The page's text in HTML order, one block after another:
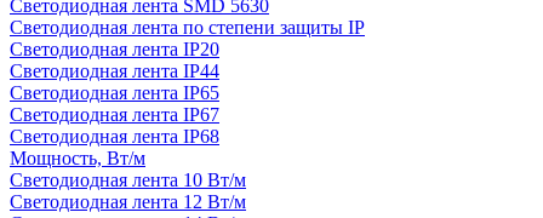
Светодиодная лента SMD 5630
Светодиодная лента по степени защиты IP
Светодиодная лента IP20
Светодиодная лента IP44
Светодиодная лента IP65
Светодиодная лента IP67
Светодиодная лента IP68
Мощность, Вт/м
Светодиодная лента 10 Вт/м
Светодиодная лента 12 Вт/м